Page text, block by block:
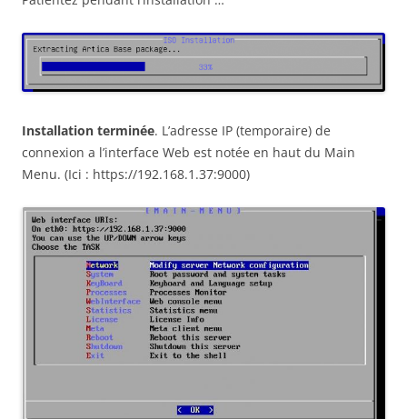
Installation terminée. L’adresse IP (temporaire) de
connexion a l’interface Web est notée en haut du Main
Menu. (Ici : https://192.168.1.37:9000)